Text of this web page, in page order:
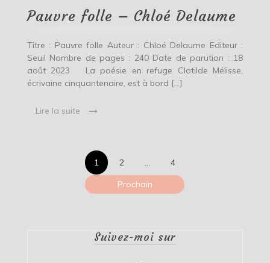
Pauvre folle – Chloé Delaume
Titre : Pauvre folle Auteur : Chloé Delaume Editeur :
Seuil Nombre de pages : 240 Date de parution : 18
août 2023 La poésie en refuge Clotilde Mélisse,
écrivaine cinquantenaire, est à bord […]
Lire la suite
Pagination
des
1 2 …
4
Prochain
Suivez-moi sur